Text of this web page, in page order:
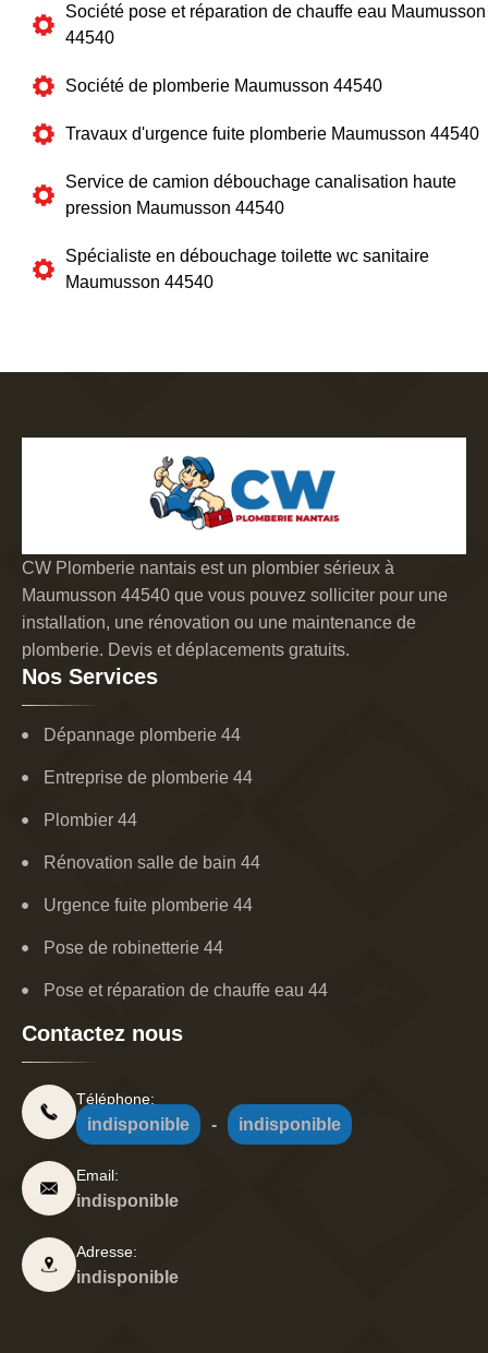
Société pose et réparation de chauffe eau Maumusson
44540
Société de plomberie Maumusson 44540
Travaux d'urgence fuite plomberie Maumusson 44540
Service de camion débouchage canalisation haute
pression Maumusson 44540
Spécialiste en débouchage toilette wc sanitaire
Maumusson 44540
CW Plomberie nantais est un plombier sérieux à
Maumusson 44540 que vous pouvez solliciter pour une
installation, une rénovation ou une maintenance de
plomberie. Devis et déplacements gratuits.
Nos Services
Dépannage plomberie 44
Entreprise de plomberie 44
Plombier 44
Rénovation salle de bain 44
Urgence fuite plomberie 44
Pose de robinetterie 44
Pose et réparation de chauffe eau 44
Contactez nous
Téléphone:
indisponible - indisponible
Email:
indisponible
Adresse:
indisponible